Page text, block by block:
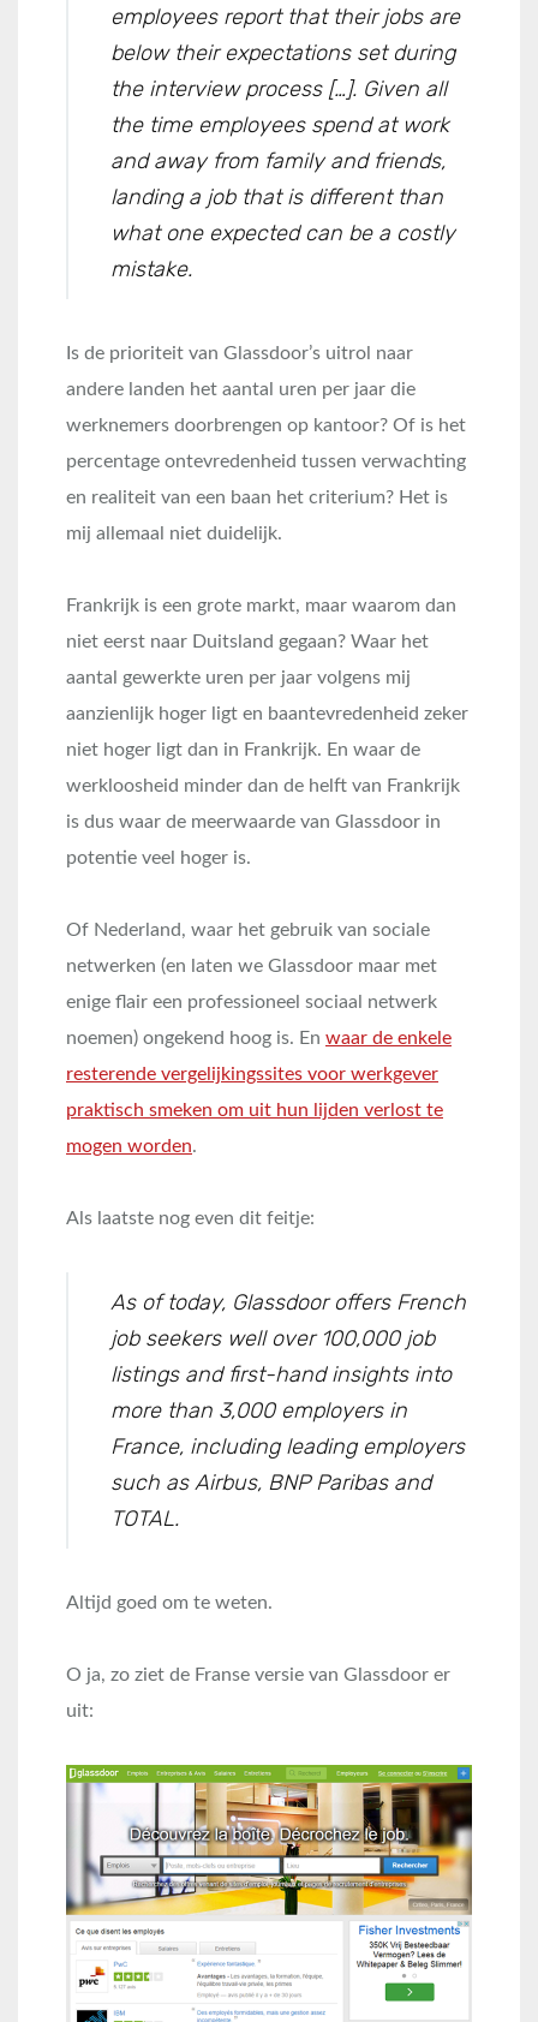
employees report that their jobs are
below their expectations set during
the interview process […]. Given all
the time employees spend at work
and away from family and friends,
landing a job that is different than
what one expected can be a costly
mistake.
Is de prioriteit van Glassdoor’s uitrol naar
andere landen het aantal uren per jaar die
werknemers doorbrengen op kantoor? Of is het
percentage ontevredenheid tussen verwachting
en realiteit van een baan het criterium? Het is
mij allemaal niet duidelijk.
Frankrijk is een grote markt, maar waarom dan
niet eerst naar Duitsland gegaan? Waar het
aantal gewerkte uren per jaar volgens mij
aanzienlijk hoger ligt en baantevredenheid zeker
niet hoger ligt dan in Frankrijk. En waar de
werkloosheid minder dan de helft van Frankrijk
is dus waar de meerwaarde van Glassdoor in
potentie veel hoger is.
Of Nederland, waar het gebruik van sociale
netwerken (en laten we Glassdoor maar met
enige flair een professioneel sociaal netwerk
noemen) ongekend hoog is. En waar de enkele
resterende vergelijkingssites voor werkgever
praktisch smeken om uit hun lijden verlost te
mogen worden.
Als laatste nog even dit feitje:
As of today, Glassdoor offers French
job seekers well over 100,000 job
listings and first-hand insights into
more than 3,000 employers in
France, including leading employers
such as Airbus, BNP Paribas and
TOTAL.
Altijd goed om te weten.
O ja, zo ziet de Franse versie van Glassdoor er
uit: